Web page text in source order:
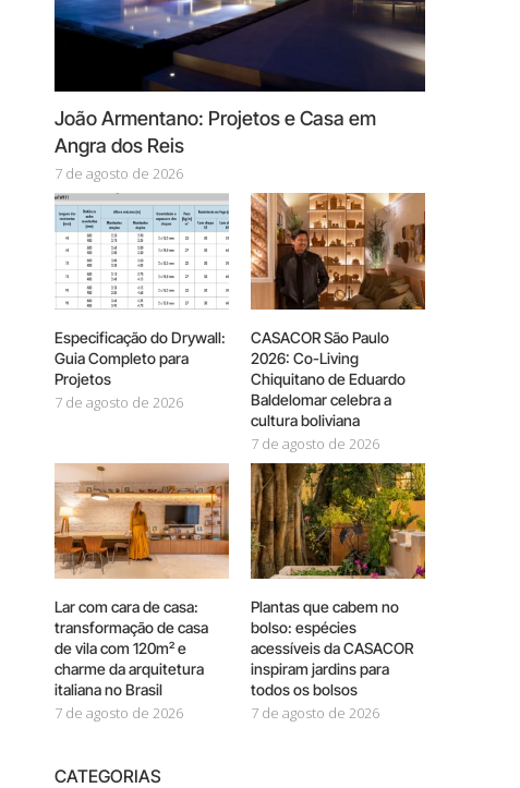
João Armentano: Projetos e Casa em
Angra dos Reis
7 de agosto de 2026
Especificação do Drywall:
Guia Completo para
Projetos
7 de agosto de 2026
CASACOR São Paulo
2026: Co-Living
Chiquitano de Eduardo
Baldelomar celebra a
cultura boliviana
7 de agosto de 2026
Lar com cara de casa:
transformação de casa
de vila com 120m² e
charme da arquitetura
italiana no Brasil
7 de agosto de 2026
Plantas que cabem no
bolso: espécies
acessíveis da CASACOR
inspiram jardins para
todos os bolsos
7 de agosto de 2026
CATEGORIAS